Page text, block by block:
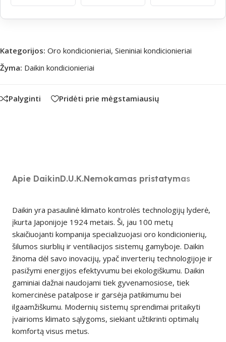
Kategorijos: Oro kondicionieriai, Sieniniai kondicionieriai
Žyma: Daikin kondicionieriai
Palyginti Pridėti prie mėgstamiausių
Apie DaikinD.U.K.Nemokamas pristatymas
Daikin yra pasaulinė klimato kontrolės technologijų lyderė,
įkurta Japonijoje 1924 metais. Ši, jau 100 metų
skaičiuojanti kompanija specializuojasi oro kondicionierių,
šilumos siurblių ir ventiliacijos sistemų gamyboje. Daikin
žinoma dėl savo inovacijų, ypač inverterių technologijoje ir
pasižymi energijos efektyvumu bei ekologiškumu. Daikin
gaminiai dažnai naudojami tiek gyvenamosiose, tiek
komercinėse patalpose ir garsėja patikimumu bei
ilgaamžiškumu. Modernių sistemų sprendimai pritaikyti
įvairioms klimato sąlygoms, siekiant užtikrinti optimalų
komfortą visus metus.